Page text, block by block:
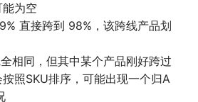
为空
直接跨到 98%，该跨线产品划
相同，但其中某个产品刚好跨过
照SKU排序，可能出现一个归A